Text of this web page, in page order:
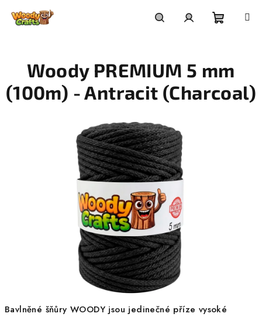
košík
Bavlněné šňůry WOODY jsou jedinečné příze vysoké
Woody PREMIUM 5 mm
(100m) - Antracit (Charcoal)